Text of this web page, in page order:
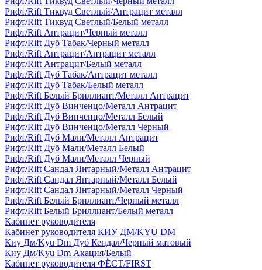
Рифт/Rift Тиквуд Светлый/Антрацит металл
Рифт/Rift Тиквуд Светлый/Белый металл
Рифт/Rift Антрацит/Черный металл
Рифт/Rift Дуб Табак/Черный металл
Рифт/Rift Антрацит/Антрацит металл
Рифт/Rift Антрацит/Белый металл
Рифт/Rift Дуб Табак/Антрацит металл
Рифт/Rift Дуб Табак/Белый металл
Рифт/Rift Белый Бриллиант/Металл Антрацит
Рифт/Rift Дуб Винченцо/Металл Антрацит
Рифт/Rift Дуб Винченцо/Металл Белый
Рифт/Rift Дуб Винченцо/Металл Черный
Рифт/Rift Дуб Мали/Металл Антрацит
Рифт/Rift Дуб Мали/Металл Белый
Рифт/Rift Дуб Мали/Металл Черный
Рифт/Rift Сандал Янтарный/Металл Антрацит
Рифт/Rift Сандал Янтарный/Металл Белый
Рифт/Rift Сандал Янтарный/Металл Черный
Рифт/Rift Белый Бриллиант/Черный металл
Рифт/Rift Белый Бриллиант/Белый металл
Кабинет руководителя
Кабинет руководителя КИУ ДМ/KYU DM
Киу Дм/Kyu Dm Дуб Кендал/Черный матовый
Киу Дм/Kyu Dm Акация/Белый
Кабинет руководителя ФЁСТ/FIRST